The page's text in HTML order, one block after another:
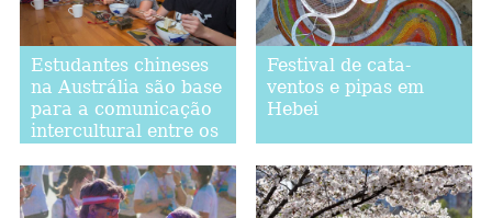
Estudantes chineses
na Austrália são base
para a comunicação
intercultural entre os
Festival de cata-
ventos e pipas em
Hebei